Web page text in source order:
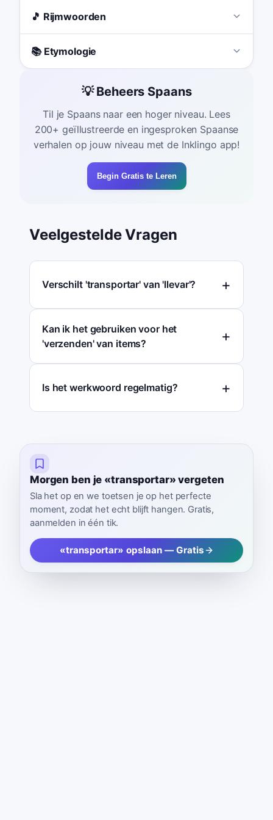
🎵 Rijmwoorden
📚 Etymologie
💡 Beheers Spaans
Til je Spaans naar een hoger niveau. Lees
200+ geïllustreerde en ingesproken Spaanse
verhalen op jouw niveau met de Inklingo app!
Begin Gratis te Leren
Veelgestelde Vragen
Verschilt 'transportar' van 'llevar'?
Kan ik het gebruiken voor het
'verzenden' van items?
Is het werkwoord regelmatig?
Morgen ben je «transportar» vergeten
Sla het op en we toetsen je op het perfecte
moment, zodat het echt blijft hangen. Gratis,
aanmelden in één tik.
«transportar» opslaan — Gratis